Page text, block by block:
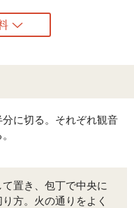
に切る。それぞれ観音
置き、包丁で中央に
方。火の通りをよく